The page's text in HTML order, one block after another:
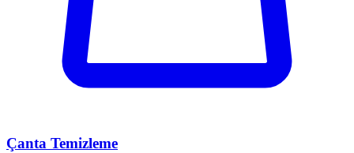
Çanta Temizleme